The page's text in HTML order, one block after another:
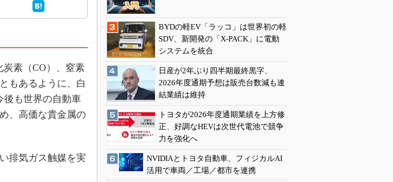
素（CO）、窒素
もあるように、白
後も世界の自動車
、高価な貴金属の
排気ガス触媒を実
BYDの軽EV「ラッコ」は世界初の軽
SDV、新開発の「X-PACK」に電動
システムを統合
日産が2年ぶり四半期最終黒字、
2026年度通期予想は販売台数減も連
結業績は維持
トヨタが2026年度通期業績を上方修
正、好調なHEVは次世代電池で競争
力を強化へ
NVIDIAとトヨタ自動車、フィジカルAI
活用で車両／工場／都市を連携